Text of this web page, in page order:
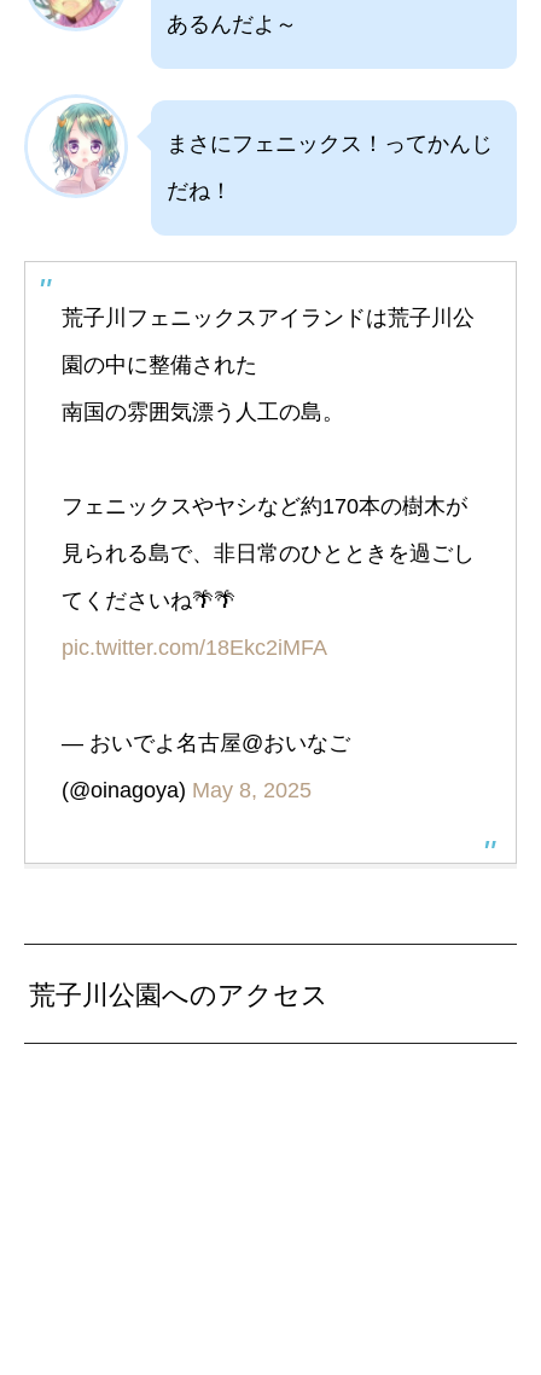
あるんだよ～
まさにフェニックス！ってかんじ
だね！
荒子川フェニックスアイランドは荒子川公
園の中に整備された
南国の雰囲気漂う人工の島。
フェニックスやヤシなど約170本の樹木が
見られる島で、非日常のひとときを過ごし
てくださいね🌴🌴
pic.twitter.com/18Ekc2iMFA
— おいでよ名古屋@おいなご
(@oinagoya) May 8, 2025
荒子川公園へのアクセス